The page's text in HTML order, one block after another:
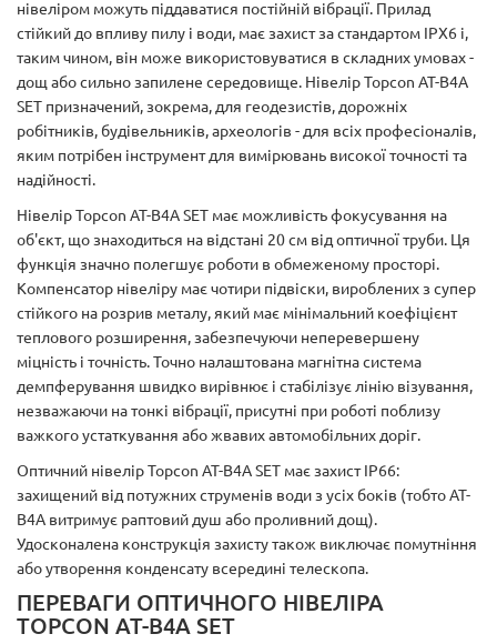
нівеліром можуть піддаватися постійній вібрації. Прилад
стійкий до впливу пилу і води, має захист за стандартом IPX6 і,
таким чином, він може використовуватися в складних умовах -
дощ або сильно запилене середовище. Нівелір Topcon AT-B4A
SET призначений, зокрема, для геодезистів, дорожніх
робітників, будівельників, археологів - для всіх професіоналів,
яким потрібен інструмент для вимірювань високої точності та
надійності.
Нівелір Topcon AT-B4A SET має можливість фокусування на
об'єкт, що знаходиться на відстані 20 см від оптичної труби. Ця
функція значно полегшує роботи в обмеженому просторі.
Компенсатор нівеліру має чотири підвіски, вироблених з супер
стійкого на розрив металу, який має мінімальний коефіцієнт
теплового розширення, забезпечуючи неперевершену
міцність і точність. Точно налаштована магнітна система
демпферування швидко вирівнює і стабілізує лінію візування,
незважаючи на тонкі вібрації, присутні при роботі поблизу
важкого устаткування або жвавих автомобільних доріг.
Оптичний нівелір Topcon AT-B4A SET має захист IP66:
захищений від потужних струменів води з усіх боків (тобто AT-
B4A витримує раптовий душ або проливний дощ).
Удосконалена конструкція захисту також виключає помутніння
або утворення конденсату всередині телескопа.
ПЕРЕВАГИ ОПТИЧНОГО НІВЕЛІРА
TOPCON AT-B4A SET